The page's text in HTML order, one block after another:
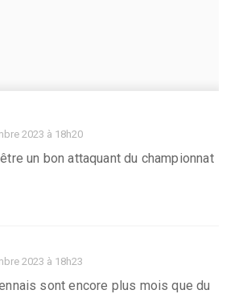
2023 à 18h20
un bon attaquant du championnat
2023 à 18h23
sont encore plus mois que du